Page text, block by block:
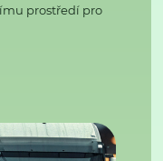
prostředí pro